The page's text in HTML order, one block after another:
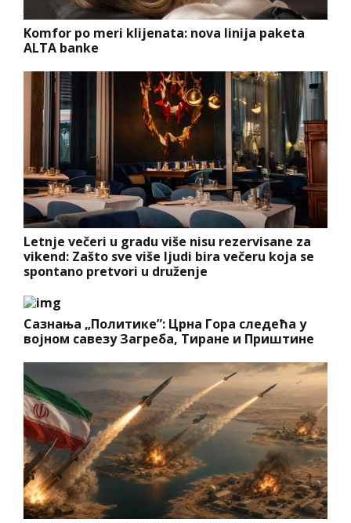
Komfor po meri klijenata: nova linija paketa
ALTA banke
Letnje večeri u gradu više nisu rezervisane za
vikend: Zašto sve više ljudi bira večeru koja se
spontano pretvori u druženje
Сазнања „Политике”: Црна Гора следећа у
војном савезу Загреба, Тиране и Приштине